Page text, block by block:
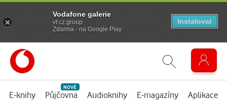
E-knihy Půjčovna
NOVÉ
Audioknihy E-magazíny Aplikace
Vodafone galerie
vf.cz.group
Zdarma - na Google Play
Instalovat